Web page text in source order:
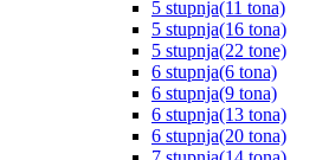
5 stupnja(11 tona)
5 stupnja(16 tona)
5 stupnja(22 tone)
6 stupnja(6 tona)
6 stupnja(9 tona)
6 stupnja(13 tona)
6 stupnja(20 tona)